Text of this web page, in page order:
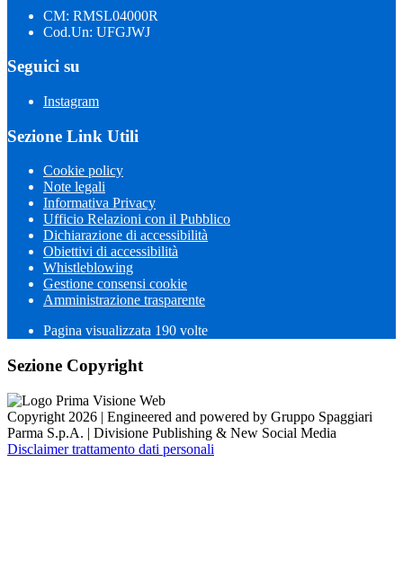
CM: RMSL04000R
Cod.Un: UFGJWJ
Seguici su
Instagram
Sezione Link Utili
Cookie policy
Note legali
Informativa Privacy
Ufficio Relazioni con il Pubblico
Dichiarazione di accessibilità
Obiettivi di accessibilità
Whistleblowing
Gestione consensi cookie
Amministrazione trasparente
Pagina visualizzata 190 volte
Sezione Copyright
Copyright 2026 | Engineered and powered by Gruppo Spaggiari
Parma S.p.A. | Divisione Publishing & New Social Media
Disclaimer trattamento dati personali